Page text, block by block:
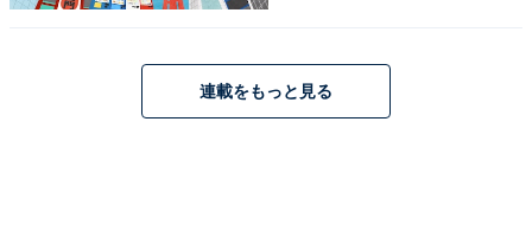
連載をもっと見る